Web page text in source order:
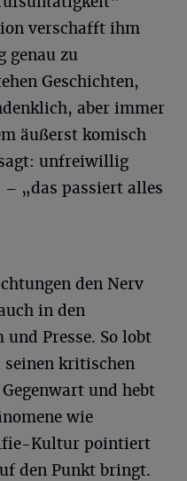
verschafft ihm
genau zu
Geschichten,
aber immer
äußerst komisch
unfreiwillig
„das passiert alles
den Nerv
in den
Presse. So lobt
seinen kritischen
und hebt
wie
Kultur pointiert
den Punkt bringt.